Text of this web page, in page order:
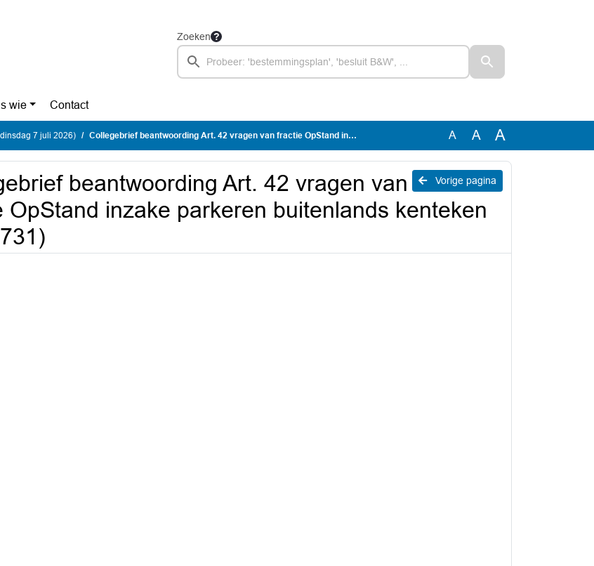
Zoeken
wie Contact
7 juli 2026) Collegebrief beantwoording Art. 42 vragen van fractie OpStand inzake parkeren buitenlands kenteken (1981731) A A A
Vorige pagina
beantwoording Art. 42 vragen van
OpStand inzake parkeren buitenlands kenteken